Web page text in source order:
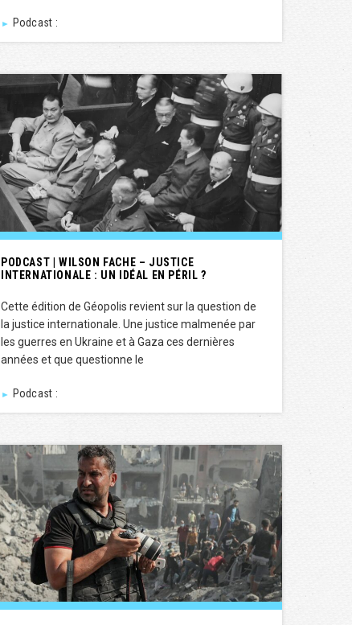
► Podcast :
PODCAST | WILSON FACHE – JUSTICE
INTERNATIONALE : UN IDÉAL EN PÉRIL ?
Cette édition de Géopolis revient sur la question de
la justice internationale. Une justice malmenée par
les guerres en Ukraine et à Gaza ces dernières
années et que questionne le
► Podcast :